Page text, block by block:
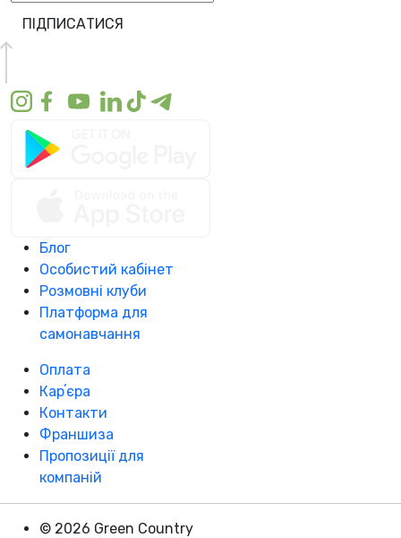
ПІДПИСАТИСЯ
Блог
Особистий кабінет
Розмовні клуби
Платформа для
самонавчання
Оплата
Карʼєра
Контакти
Франшиза
Пропозиції для
компаній
© 2026 Green Country